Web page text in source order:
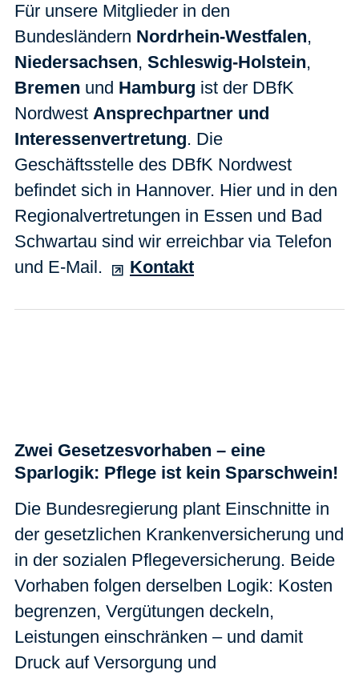
Für unsere Mitglieder in den
Bundesländern Nordrhein-Westfalen,
Niedersachsen, Schleswig-Holstein,
Bremen und Hamburg ist der DBfK
Nordwest Ansprechpartner und
Interessenvertretung. Die
Geschäftsstelle des DBfK Nordwest
befindet sich in Hannover. Hier und in den
Regionalvertretungen in Essen und Bad
Schwartau sind wir erreichbar via Telefon
und E-Mail.
Kontakt
Zwei Gesetzesvorhaben – eine
Sparlogik: Pflege ist kein Sparschwein!
Die Bundesregierung plant Einschnitte in
der gesetzlichen Krankenversicherung und
in der sozialen Pflegeversicherung. Beide
Vorhaben folgen derselben Logik: Kosten
begrenzen, Vergütungen deckeln,
Leistungen einschränken – und damit
Druck auf Versorgung und